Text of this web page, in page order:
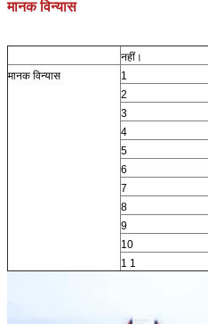
मानक विन्यास
नहीं।
मानक विन्यास
1
2
3
4
5
6
7
8
9
10
1 1